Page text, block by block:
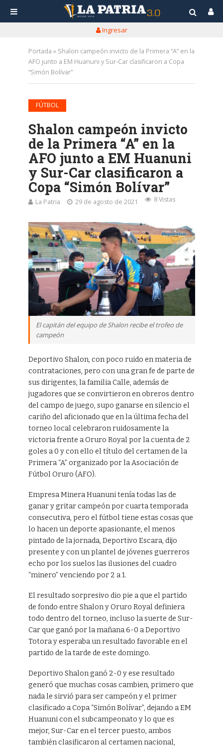
Ingresar
Portada » Shalon campeón invicto de la Primera “A” en la
AFO junto a EM Huanuni y Sur-Car clasificaron a Copa
“Simón Bolívar”
FÚTBOL
Shalon campeón invicto
de la Primera “A” en la
AFO junto a EM Huanuni
y Sur-Car clasificaron a
Copa “Simón Bolívar”
La Patria 29 de agosto de 2021 8 Vistas
El capitán del equipo de Shalon recibe el trofeo de
campeón
Deportivo Shalon, con poco ruido en materia de
contrataciones, pero con una gran fe de parte de
sus dirigentes, la familia Calle, además de
jugadores que se convirtieron en obreros dentro
del campo de juego, supo ganarse en silencio el
cariño del aficionado que en la última fecha del
torneo local celebraron ruidosamente la
victoria frente a Oruro Royal por la cuenta de 2
goles a 0 y con ello el título del certamen de la
Primera “A” organizado por la Asociación de
Fútbol Oruro (AFO).
Empresa Minera Huanuni tenía todas las de
ganar y gritar campeón por cuarta temporada
consecutiva, pero el fútbol tiene estas cosas que
lo hacen un deporte apasionante, el menos
pintado de la jornada, Deportivo Escara, dijo
presente y con un plantel de jóvenes guerreros
echo por los suelos las ilusiones del cuadro
“minero” venciendo por 2 a 1.
El resultado sorpresivo dio pie a que el partido
de fondo entre Shalon y Oruro Royal definiera
todo dentro del torneo, incluso la suerte de Sur-
Car que ganó por la mañana 6-0 a Deportivo
Totora y esperaba un resultado favorable en el
partido de la tarde de este domingo.
Deportivo Shalon ganó 2-0 y ese resultado
generó que muchas cosas cambien, primero que
nada le sirvió para ser campeón y el primer
clasificado a Copa “Simón Bolívar”, dejando a EM
Huanuni con el subcampeonato y lo que es
mejor, Sur-Car en el tercer puesto, ambos
también clasificaron al certamen nacional,